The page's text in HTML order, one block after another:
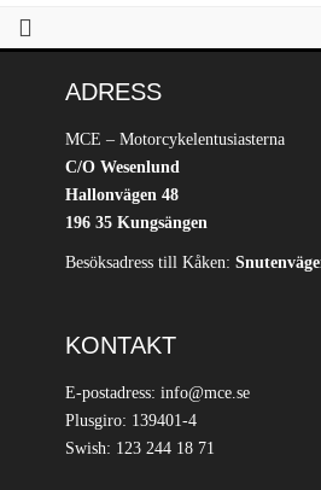
ADRESS
MCE – Motorcykelentusiasterna
C/O Wesenlund
Hallonvägen 48
196 35 Kungsängen
Besöksadress till Kåken:
KONTAKT
E-postadress: info@mce.se
Plusgiro: 139401-4
Swish: 123 244 18 71